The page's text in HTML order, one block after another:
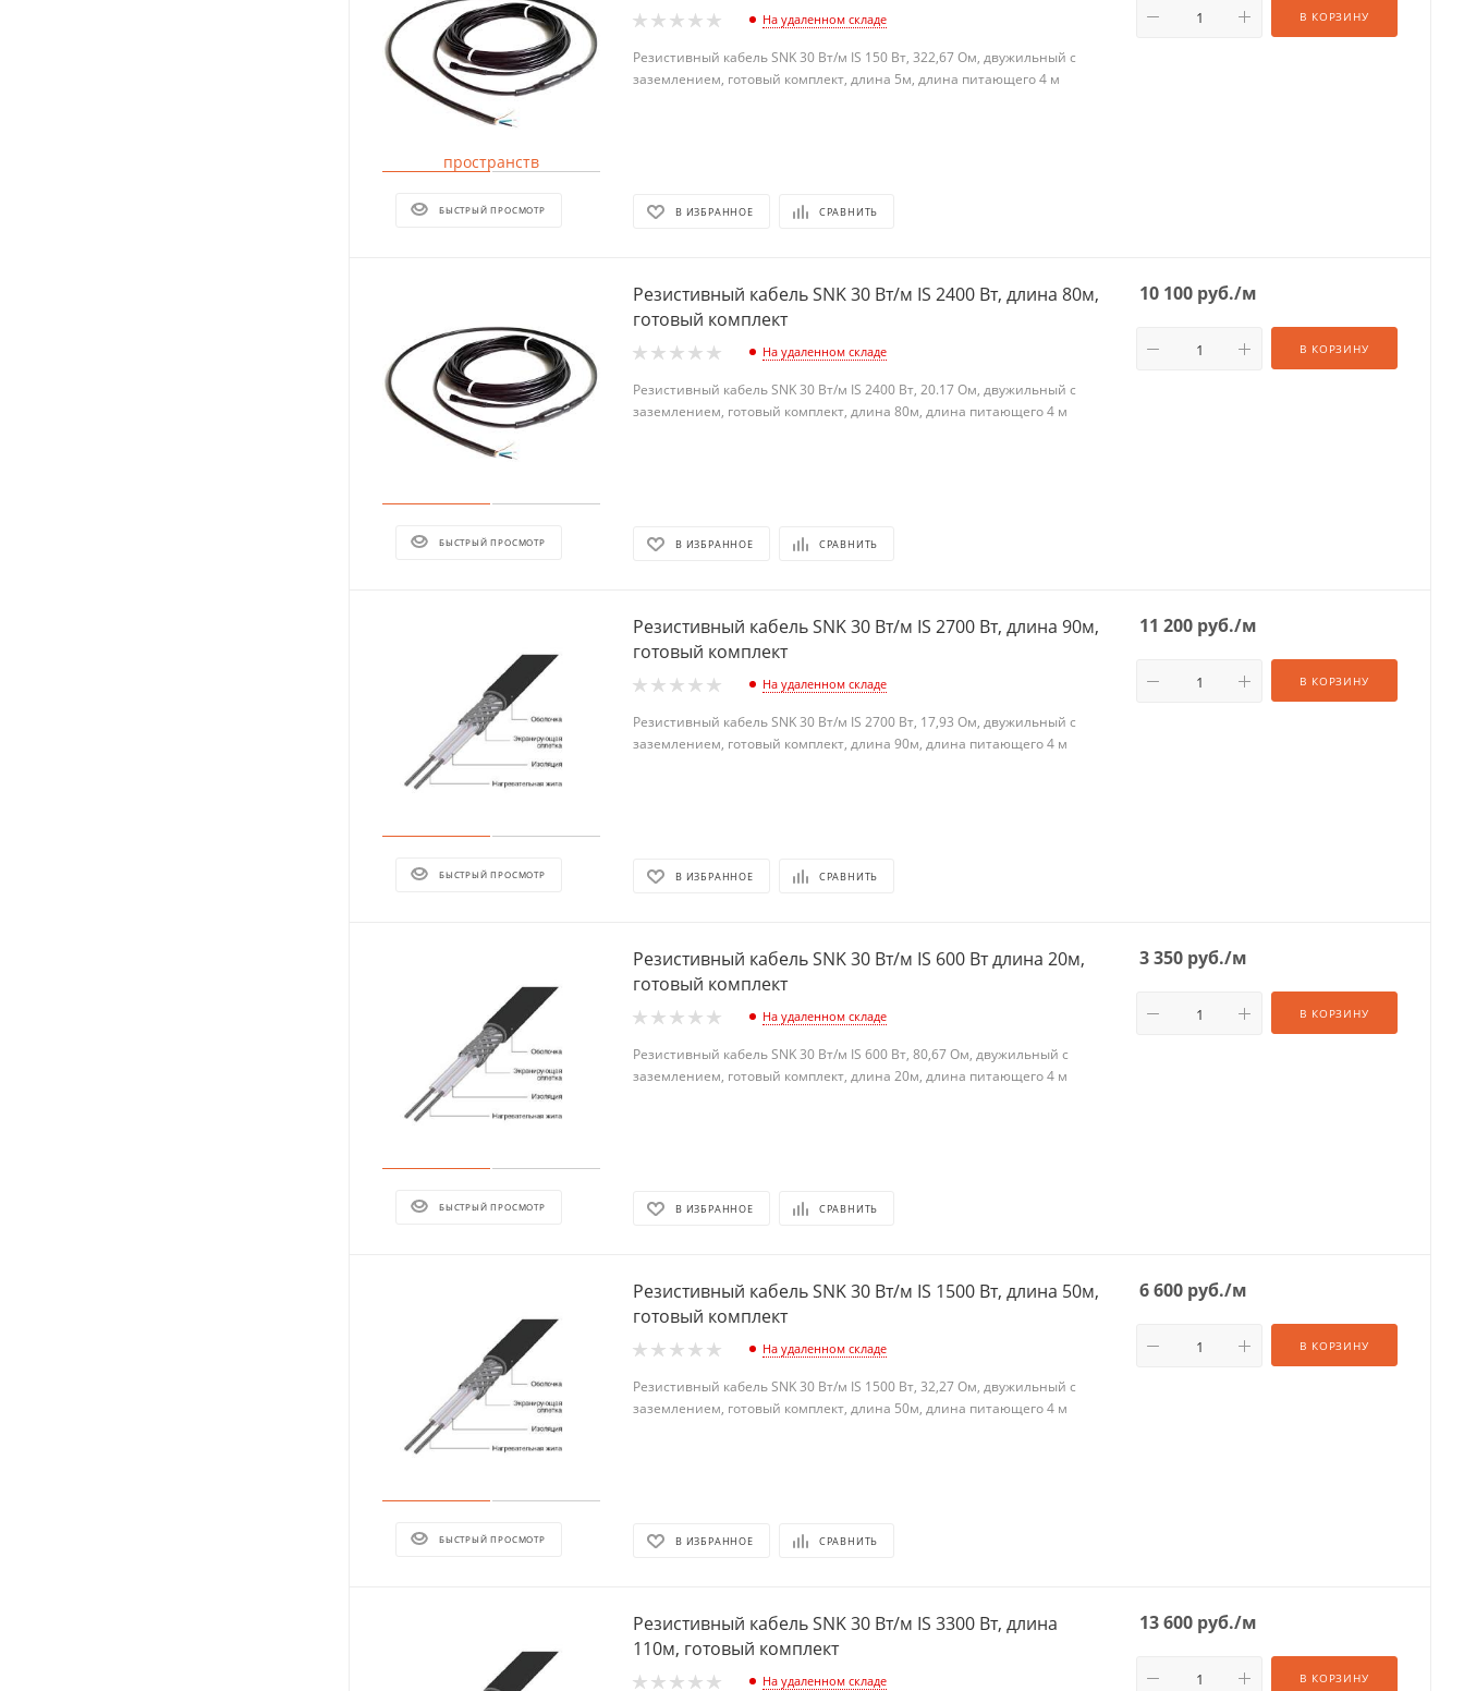
БЫСТРЫЙ ПРОСМОТР
На удаленном складе
Резистивный кабель SNK 30 Вт/м IS 150 Вт, 322,67 Ом, двужильный с
заземлением, готовый комплект, длина 5м, длина питающего 4 м
В ИЗБРАННОЕ СРАВНИТЬ
В КОРЗИНУ
БЫСТРЫЙ ПРОСМОТР
Резистивный кабель SNK 30 Вт/м IS 2400 Вт, длина 80м,
готовый комплект
На удаленном складе
Резистивный кабель SNK 30 Вт/м IS 2400 Вт, 20.17 Ом, двужильный с
заземлением, готовый комплект, длина 80м, длина питающего 4 м
В ИЗБРАННОЕ СРАВНИТЬ
10 100 руб./м
В КОРЗИНУ
БЫСТРЫЙ ПРОСМОТР
Резистивный кабель SNK 30 Вт/м IS 2700 Вт, длина 90м,
готовый комплект
На удаленном складе
Резистивный кабель SNK 30 Вт/м IS 2700 Вт, 17,93 Ом, двужильный с
заземлением, готовый комплект, длина 90м, длина питающего 4 м
В ИЗБРАННОЕ СРАВНИТЬ
11 200 руб./м
В КОРЗИНУ
БЫСТРЫЙ ПРОСМОТР
Резистивный кабель SNK 30 Вт/м IS 600 Вт длина 20м,
готовый комплект
На удаленном складе
Резистивный кабель SNK 30 Вт/м IS 600 Вт, 80,67 Ом, двужильный с
заземлением, готовый комплект, длина 20м, длина питающего 4 м
В ИЗБРАННОЕ СРАВНИТЬ
3 350 руб./м
В КОРЗИНУ
БЫСТРЫЙ ПРОСМОТР
Резистивный кабель SNK 30 Вт/м IS 1500 Вт, длина 50м,
готовый комплект
На удаленном складе
Резистивный кабель SNK 30 Вт/м IS 1500 Вт, 32,27 Ом, двужильный с
заземлением, готовый комплект, длина 50м, длина питающего 4 м
В ИЗБРАННОЕ СРАВНИТЬ
6 600 руб./м
В КОРЗИНУ
Резистивный кабель SNK 30 Вт/м IS 3300 Вт, длина
110м, готовый комплект
На удаленном складе
13 600 руб./м
В КОРЗИНУ